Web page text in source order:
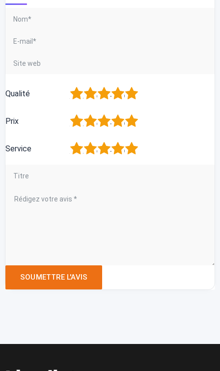
Qualité 5
4
3
2
Prix 5
4
3
2
Service 5
4
3
2